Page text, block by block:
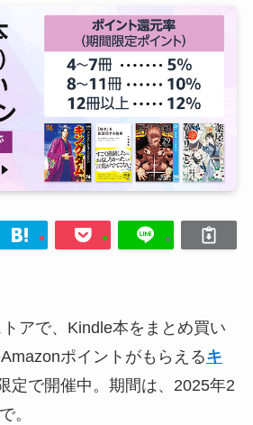
アで、Kindle本をまとめ買い
ポイントがもらえるキ
定で開催中。期間は、2025年2
。